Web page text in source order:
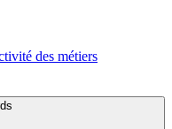
des métiers